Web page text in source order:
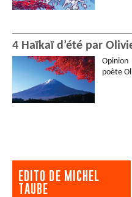
4 Haïkaï d’été par
poète
EDITO DE MICHEL
TAUBE